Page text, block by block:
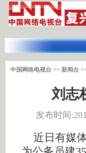
中国网络电视台 >> 新闻台
刘志
发布时间
近日有媒